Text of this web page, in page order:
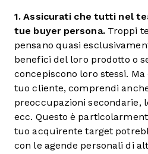
1. Assicurati che tutti nel
tue buyer persona.Troppi
pensano quasi
benefici del loro prodotto o
concepiscono loro stessi.
tuo cliente, comprendi
preoccupazioni secondarie,
ecc. Questo è
tuo acquirente target
con le agende personali di